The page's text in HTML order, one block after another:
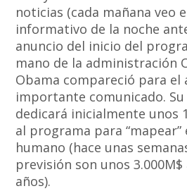
noticias (cada mañana veo
informativo de la noche
anuncio del inicio del
mano de la administración
Obama compareció para el
importante comunicado.
dedicará inicialmente unos
al programa para “mapear”
humano (hace unas
previsión son unos
años).